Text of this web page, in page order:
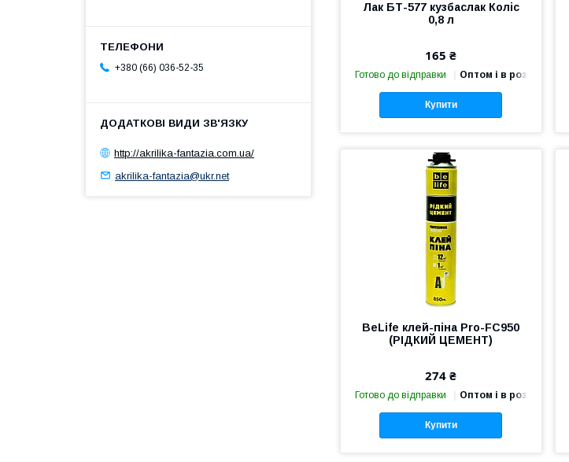
Лак БТ-577 кузбаслак Коліс
0,8 л
165 ₴
Готово до відправки Оптом і в роздріб
Купити
BeLife клей-піна Pro-FС950
(РІДКИЙ ЦЕМЕНТ)
274 ₴
Готово до відправки Оптом і в роздріб
Купити
+380 (66) 036-52-35
http://akrilika-fantazia.com.ua/
akrilika-fantazia@ukr.net